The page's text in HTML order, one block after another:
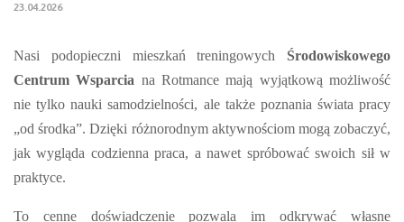
23.04.2026
Nasi podopieczni mieszkań treningowych Środowiskowego
Centrum Wsparcia na Rotmance mają wyjątkową możliwość
nie tylko nauki samodzielności, ale także poznania świata pracy
„od środka”. Dzięki różnorodnym aktywnościom mogą zobaczyć,
jak wygląda codzienna praca, a nawet spróbować swoich sił w
praktyce.
To cenne doświadczenie pozwala im odkrywać własne